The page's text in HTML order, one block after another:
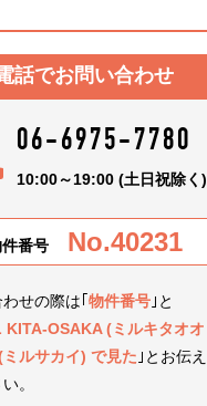
話でお問い合わせ
06-6975-7780
10:00～19:00 (土日祝除く)
番号 No.40231
せの際は｢ 物件番号 ｣と
KITA-OSAKA (ミルキタオオ
ルサカイ) で見た ｣とお伝え
。